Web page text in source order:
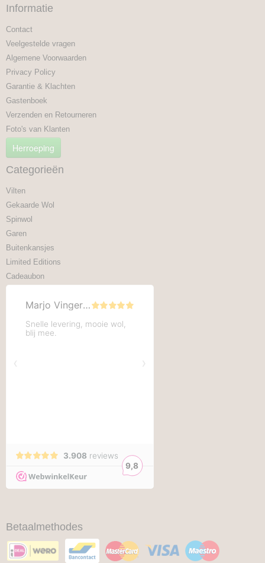
Informatie
Contact
Veelgestelde vragen
Algemene Voorwaarden
Privacy Policy
Garantie & Klachten
Gastenboek
Verzenden en Retourneren
Foto's van Klanten
Herroeping
Categorieën
Vilten
Gekaarde Wol
Spinwol
Garen
Buitenkansjes
Limited Editions
Cadeaubon
Betaalmethodes